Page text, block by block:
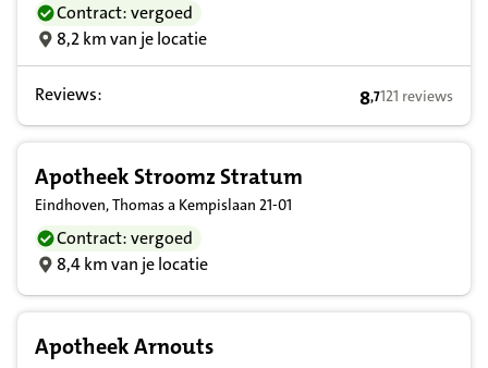
Contract: vergoed
8,2 km van je locatie
Reviews: 8,7 op basis van
8,7121 reviews
Apotheek Stroomz Stratum
Eindhoven, Thomas a Kempislaan 21-01
Contract: vergoed
8,4 km van je locatie
Apotheek Arnouts